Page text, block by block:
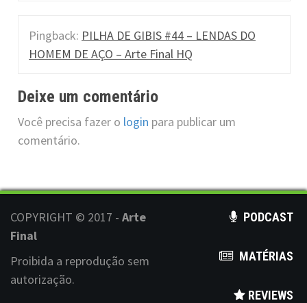
Pingback: PILHA DE GIBIS #44 – LENDAS DO
HOMEM DE AÇO – Arte Final HQ
Deixe um comentário
Você precisa fazer o login para publicar um
comentário.
COPYRIGHT © 2017 - Arte
Final
Proibida a reprodução sem
autorização.
PODCAST
MATÉRIAS
REVIEWS